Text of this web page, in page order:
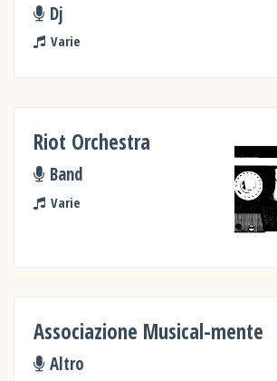
Dj
Varie
Riot Orchestra
Band
Varie
Associazione Musical-mente
Altro